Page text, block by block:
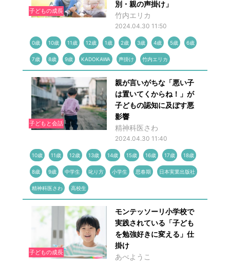
子どもの成長
別・親の声掛け」
竹内エリカ
2024.04.30 11:50
0歳 10歳 11歳 12歳 1歳 2歳 3歳 4歳 5歳 6歳
7歳 8歳 9歳 KADOKAWA 声掛け 竹内エリカ
子どもと会話
親が言いがちな「悪い子
は置いてくからね！」が
子どもの認知に及ぼす悪
影響
精神科医さわ
2024.04.30 11:40
10歳 11歳 12歳 13歳 14歳 15歳 16歳 17歳 18歳
8歳 9歳 中学生 叱り方 小学生 思春期 日本実業出版社
精神科医さわ 高校生
子どもの成長
モンテッソーリ小学校で
実践されている「子ども
を勉強好きに変える」仕
掛け
あべようこ